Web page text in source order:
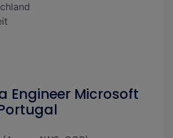
Engineer Microsoft